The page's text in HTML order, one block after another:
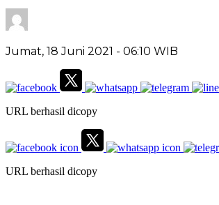
Jumat, 18 Juni 2021 - 06:10 WIB
URL berhasil dicopy
URL berhasil dicopy